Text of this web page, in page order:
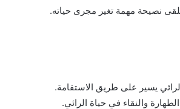
نصيحة مهمة تغير مجرى حياته.
يسير على طريق الاستقامة.
والنقاء في حياة الرائي.
14 مايو، 2025
الحمام المتسخ بالبراز في المنام: